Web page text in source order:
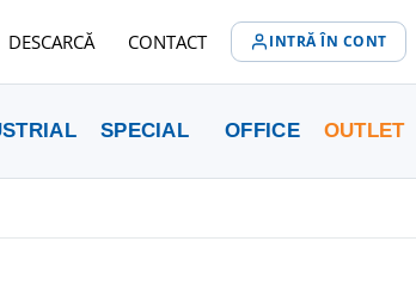
DESCARCĂ CONTACT INTRĂ ÎN CONT
SPECIAL OFFICE OUTLET